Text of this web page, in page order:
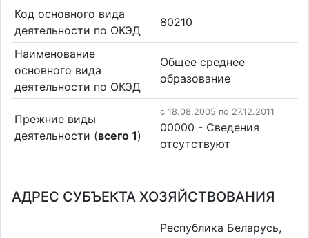
Код основного вида
деятельности по ОКЭД
80210
Наименование
основного вида
деятельности по ОКЭД
Общее среднее
образование
Прежние виды
деятельности (всего 1)
c 18.08.2005 по 27.12.2011
00000 - Cведения
отсутствуют
АДРЕС СУБЪЕКТА ХОЗЯЙСТВОВАНИЯ
Республика Беларусь,